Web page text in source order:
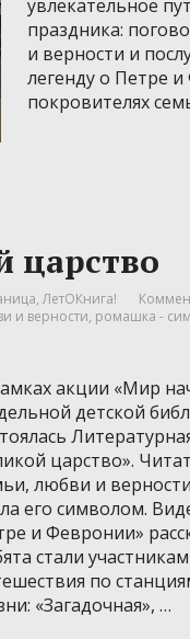
увлекательное
праздника:
и верности и
легенду о Петре
покровителях
царство
,ЛетОКнига!
и верности, ромашка -
акции «Мир
детской
царство».
любви и
его символом.
и Февронии»
стали
по
«Загадочная», …